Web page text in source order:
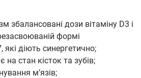
збалансовані дози вітаміну D3 і
формі
які діють синергетично;
на стан кісток та зубів;
м’язів;